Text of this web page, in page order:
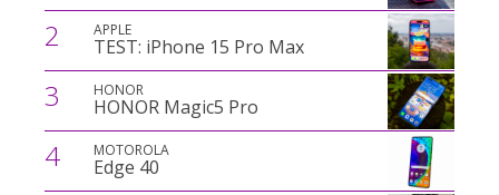
2 APPLE
TEST: iPhone 15 Pro Max
3 HONOR
HONOR Magic5 Pro
4 MOTOROLA
Edge 40